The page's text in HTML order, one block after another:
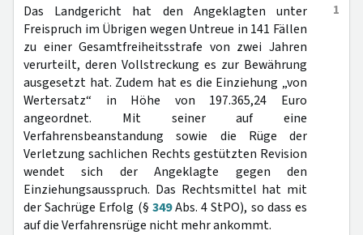
1
Das Landgericht hat den Angeklagten unter
Freispruch im Übrigen wegen Untreue in 141 Fällen
zu einer Gesamtfreiheitsstrafe von zwei Jahren
verurteilt, deren Vollstreckung es zur Bewährung
ausgesetzt hat. Zudem hat es die Einziehung „von
Wertersatz“ in Höhe von 197.365,24 Euro
angeordnet. Mit seiner auf eine
Verfahrensbeanstandung sowie die Rüge der
Verletzung sachlichen Rechts gestützten Revision
wendet sich der Angeklagte gegen den
Einziehungsausspruch. Das Rechtsmittel hat mit
der Sachrüge Erfolg (§ 349Abs. 4 StPO), so dass es
auf die Verfahrensrüge nicht mehr ankommt.